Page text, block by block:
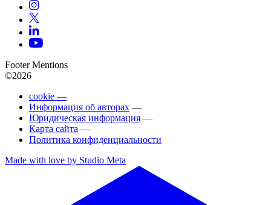
Footer Mentions
©2026
cookie —
Информация об авторах —
Юридическая информация —
Карта сайта —
Политика конфиденциальности
Made with love by Studio Meta